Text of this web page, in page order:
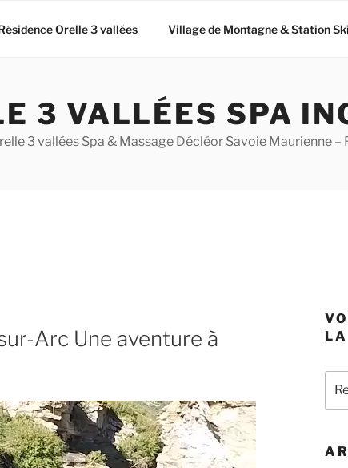
3 VALLÉES SPA
3 vallées Spa & Massage Décléor Savoie Maurienne
Orelle 3 vallées Village de Montagne & Station Ski
Arc Une aventure à
pour
: